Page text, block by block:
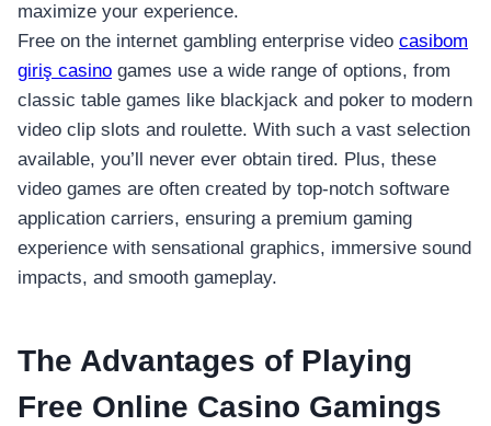
maximize your experience.
Free on the internet gambling enterprise video casibom
giriş casino games use a wide range of options, from
classic table games like blackjack and poker to modern
video clip slots and roulette. With such a vast selection
available, you’ll never ever obtain tired. Plus, these
video games are often created by top-notch software
application carriers, ensuring a premium gaming
experience with sensational graphics, immersive sound
impacts, and smooth gameplay.
The Advantages of Playing
Free Online Casino Gamings